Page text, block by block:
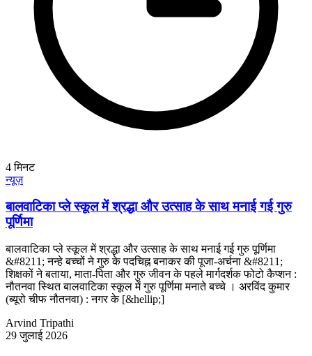
4मिनट
न्यूज़
बालवाटिका प्ले स्कूल में श्रद्धा और उत्साह के साथ मनाई गई गुरु
पूर्णिमा
बालवाटिका प्ले स्कूल में श्रद्धा और उत्साह के साथ मनाई गई गुरु पूर्णिमा
&#8211; नन्हे बच्चों ने गुरु के पदचिह्न बनाकर की पूजा-अर्चना &#8211;
शिक्षकों ने बताया, माता-पिता और गुरु जीवन के पहले मार्गदर्शक फोटो कैप्शन :
नौतनवा स्थित बालवाटिका स्कूल में गुरु पूर्णिमा मनाते बच्चे । अरविंद कुमार
(ब्यूरो चीफ नौतनवा) : नगर के [&hellip;]
Arvind Tripathi
29 जुलाई 2026